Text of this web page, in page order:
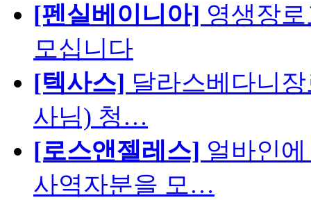
[펜실베이니아] 영생장
모십니다
[텍사스] 달라스베다니
사님) 청…
[로스앤젤레스] 얼바인
사역자분을 모…